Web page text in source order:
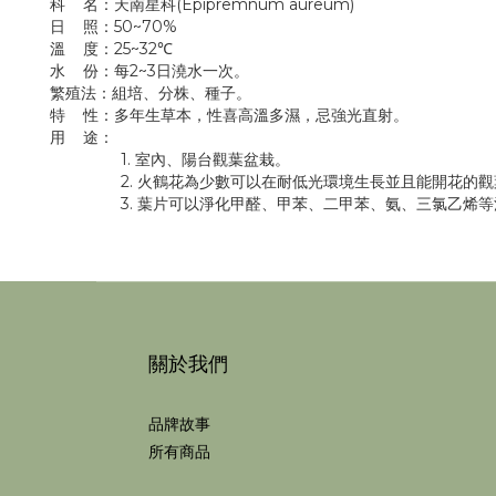
科 名：天南星科(Epipremnum aureum)
日 照：50~70%
溫 度：25~32℃
水 份：每2~3日澆水一次。
繁殖法：組培、分株、種子。
特 性：多年生草本，性喜高溫多濕，忌強光直射。
用 途：
1. 室內、陽台觀葉盆栽。
2. 火鶴花為少數可以在耐低光環境生長並且能開花的觀
3. 葉片可以淨化甲醛、甲苯、二甲苯、氨、三氯乙烯等
關於我們
品牌故事
所有商品